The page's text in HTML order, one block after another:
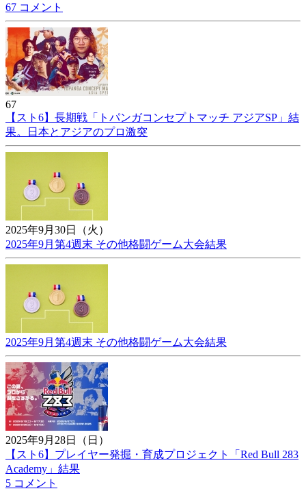
67 コメント
67
【スト6】長期戦「トパンガコンセプトマッチ アジアSP」結
果。日本とアジアのプロ激突
2025年9月30日（火）
2025年9月第4週末 その他格闘ゲーム大会結果
2025年9月第4週末 その他格闘ゲーム大会結果
2025年9月28日（日）
【スト6】プレイヤー発掘・育成プロジェクト「Red Bull 283
Academy」結果
5 コメント